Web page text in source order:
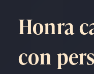
Honra
con